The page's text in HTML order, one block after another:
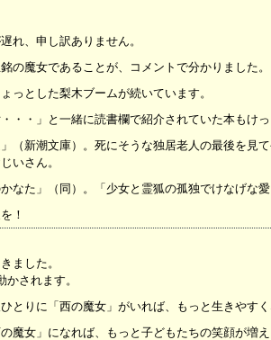
れ、申し訳ありません。
の魔女であることが、コメントで分かりました。
っとした梨木ブームが続いています。
・・」と一緒に読書欄で紹介されていた本もけ
（新潮文庫）。死にそうな独居老人の最後を見
いさん。
なた」（同）。「少女と霊狐の孤独でけなげな
！
ました。
されます。
とりに「西の魔女」がいれば、もっと生きやす
魔女」になれば、もっと子どもたちの笑顔が増